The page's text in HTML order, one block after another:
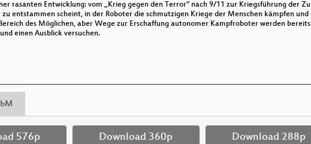
rasanten Entwicklung: vom „Krieg gegen den Terror“ nach 9/11 zur Kriegsführung der
entstammen scheint, in der Roboter die schmutzigen Kriege der Menschen kämpfen
des Möglichen, aber Wege zur Erschaffung autonomer Kampfroboter werden
einen Ausblick versuchen.
576p Download 360p Download 288p